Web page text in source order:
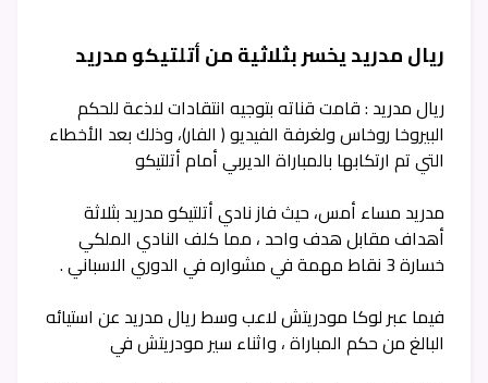
ريال مدريد يخسر بثلاثية من أتلتيكو مدريد
ريال مدريد : قامت قناته بتوجيه انتقادات لاذعة للحكم
البيروخا روخاس ولغرفة الفيديو ( الفار)، وذلك بعد الأخطاء
التي تم ارتكابها بالمباراة الديربي أمام أتلتيكو
مدريد مساء أمس، حيث فاز نادي أتلتيكو مدريد بثلاثة
أهداف مقابل هدف واحد ، مما كلف النادي الملكي
خسارة 3 نقاط مهمة في مشواره في الدوري الاسباني .
فيما عبر لوكا مودريتش لاعب وسط ريال مدريد عن استيائه
البالغ من حكم المباراة ، واثناء سير مودريتش في